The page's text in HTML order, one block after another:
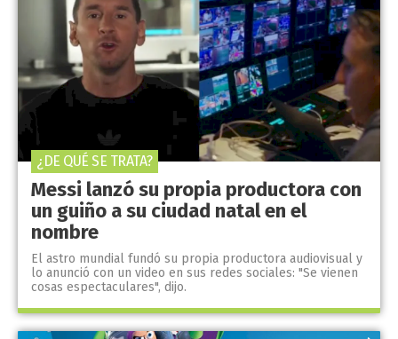
Messi lanzó su propia productora con
un guiño a su ciudad natal en el
nombre
El astro mundial fundó su propia productora audiovisual y
lo anunció con un video en sus redes sociales: "Se vienen
cosas espectaculares", dijo.
¿DE QUÉ SE TRATA?